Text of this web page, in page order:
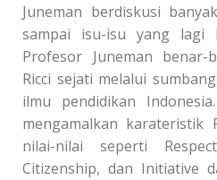
Juneman berdiskusi
sampai isu-isu yang lagi
Profesor Juneman benar-
Ricci sejati melalui
ilmu pendidikan
mengamalkan karateristik
nilai-nilai seperti
Citizenship, dan Initiative